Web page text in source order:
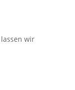
wir